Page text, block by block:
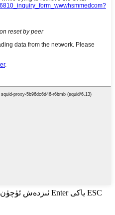
ئىزدەش ئۈچۈن Enter ياكى ESC